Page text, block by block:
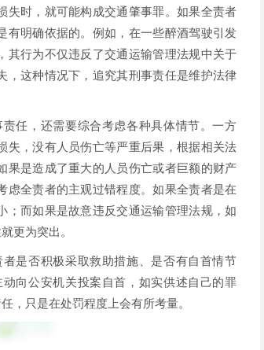
失时，就可能构成交通肇事罪。如果全责者
有明确依据的。例如，在一些醉酒驾驶引发
其行为不仅违反了交通运输管理法规中关于
，这种情况下，追究其刑事责任是维护法律
任，还需要综合考虑各种具体情节。一方
失，没有人员伤亡等严重后果，根据相关法
果是造成了重大的人员伤亡或者巨额的财产
全责者的主观过错程度。如果全责者是在
；而如果是故意违反交通运输管理法规，如
更为突出。
是否积极采取救助措施、是否有自首情节
向公安机关投案自首，如实供述自己的罪
，只是在处罚程度上会有所考量。